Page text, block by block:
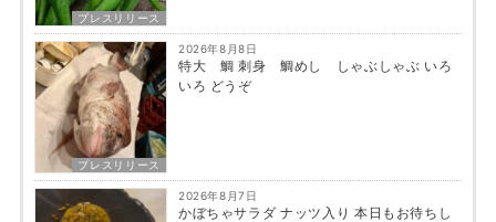
プレスリリース
プレスリリース
2026年8月8日
特大 鯛 刺身 鯛めし しゃぶしゃぶ いろ
いろ どうぞ
2026年8月7日
かぼちゃサラダ ナッツ入り 本日もお待ちし